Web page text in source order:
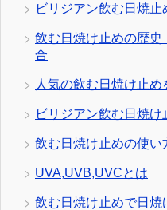
ビリジアン飲む日焼止
飲む日焼け止めの歴
合
人気の飲む日焼け止
ビリジアン飲む日焼
飲む日焼け止めの使い
UVA,UVB,UVCとは
飲む日焼け止めで日焼